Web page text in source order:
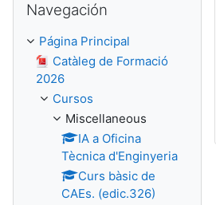
Navegación
Página Principal
Catàleg de Formació
2026
Cursos
Miscellaneous
IA a Oficina
Tècnica d'Enginyeria
Curs bàsic de
CAEs. (edic.326)